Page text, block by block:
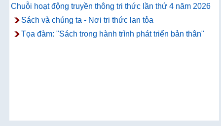
Chuỗi hoạt động truyền thông tri thức lần thứ 4 năm 2026
Sách và chúng ta - Nơi tri thức lan tỏa
Tọa đàm: "Sách trong hành trình phát triển bản thân"